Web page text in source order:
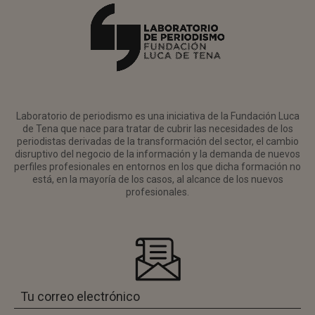
Laboratorio de periodismo es una iniciativa de la Fundación Luca
de Tena que nace para tratar de cubrir las necesidades de los
periodistas derivadas de la transformación del sector, el cambio
disruptivo del negocio de la información y la demanda de nuevos
perfiles profesionales en entornos en los que dicha formación no
está, en la mayoría de los casos, al alcance de los nuevos
profesionales.